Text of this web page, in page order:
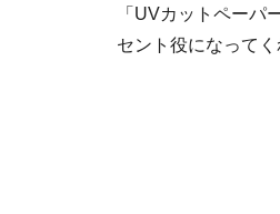
「UVカットペーパ
セント役になって